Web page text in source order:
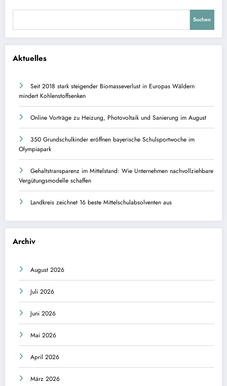
Suchen
Aktuelles
Seit 2018 stark steigender Biomasseverlust in Europas Wäldern
mindert Kohlenstoffsenken
Online Vorträge zu Heizung, Photovoltaik und Sanierung im August
350 Grundschulkinder eröffnen bayerische Schulsportwoche im
Olympiapark
Gehaltstransparenz im Mittelstand: Wie Unternehmen nachvollziehbare
Vergütungsmodelle schaffen
Landkreis zeichnet 16 beste Mittelschulabsolventen aus
Archiv
August 2026
Juli 2026
Juni 2026
Mai 2026
April 2026
März 2026